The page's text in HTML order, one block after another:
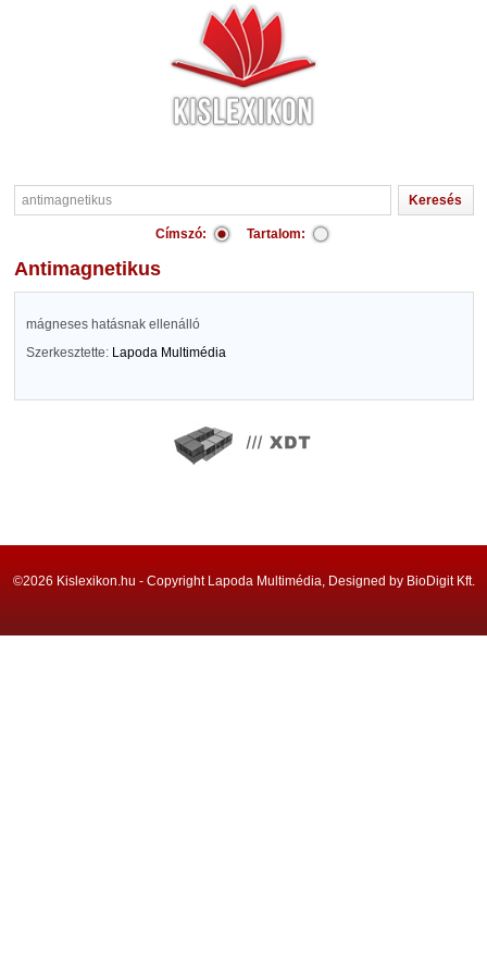
Címszó: Tartalom:
antimagnetikus
mágneses hatásnak ellenálló
Szerkesztette: Lapoda Multimédia
©2026 Kislexikon.hu - Copyright Lapoda Multimédia, Designed by BioDigit Kft.